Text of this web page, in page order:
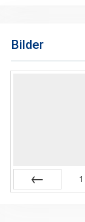
Bilder
1